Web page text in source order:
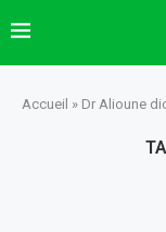
Accueil » Dr Alioune